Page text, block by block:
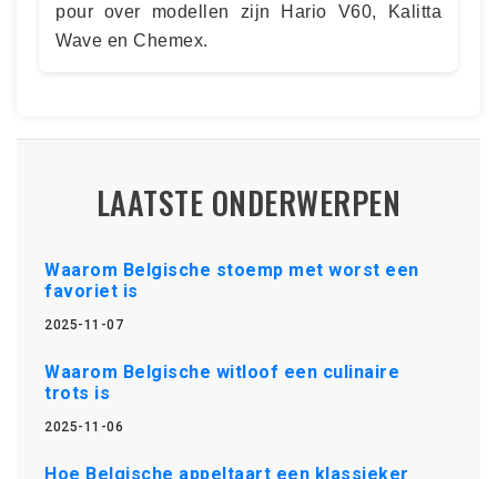
pour over modellen zijn Hario V60, Kalitta
Wave en Chemex.
LAATSTE ONDERWERPEN
Waarom Belgische stoemp met worst een
favoriet is
2025-11-07
Waarom Belgische witloof een culinaire
trots is
2025-11-06
Hoe Belgische appeltaart een klassieker